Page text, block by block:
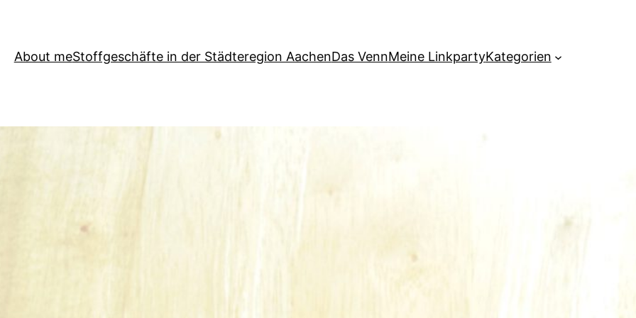
About meStoffgeschäfte in der Städteregion AachenDas VennMeine LinkpartyKategorien